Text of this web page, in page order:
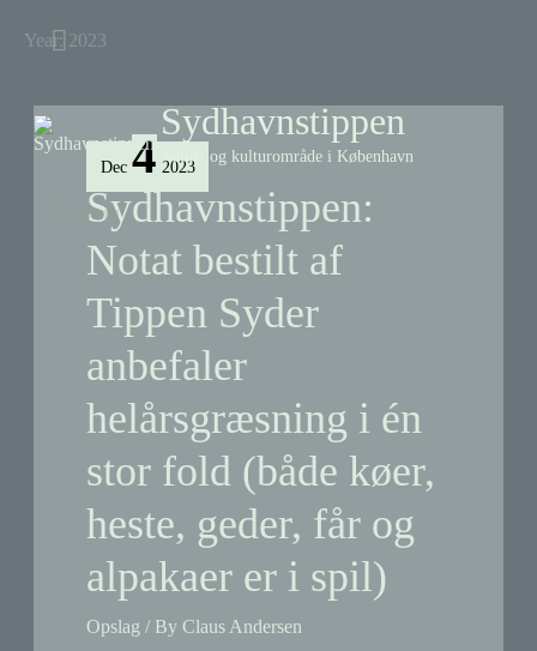
Above
Sydhavnstippen
Natur- og kulturområde i København
Menu
Menu
Year: 2023
Dec 4 2023
Sydhavnstippen:
Notat bestilt af
Tippen Syder
anbefaler
helårsgræsning i én
stor fold (både køer,
heste, geder, får og
alpakaer er i spil)
Opslag / ByClaus Andersen